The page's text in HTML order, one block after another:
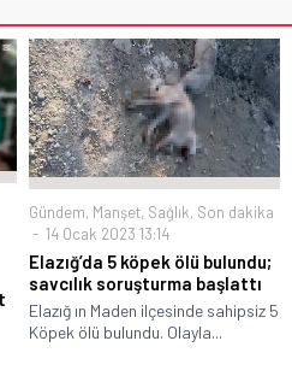
Gündem, Manşet, Sağlık, Son dakika
14 Ocak 2023 13:14
Elazığ’da 5 köpek ölü bulundu;
savcılık soruşturma başlattı
Elazığ ın Maden ilçesinde sahipsiz 5
Köpek ölü bulundu. Olayla...